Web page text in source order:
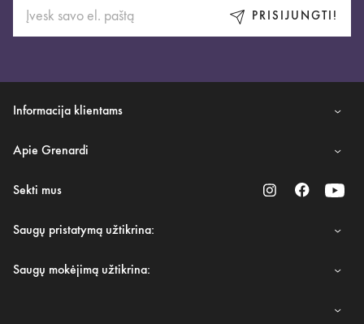
PRISIJUNGTI!
Informacija klientams
Apie Grenardi
Sekti mus
Saugų pristatymą užtikrina:
Saugų mokėjimą užtikrina: